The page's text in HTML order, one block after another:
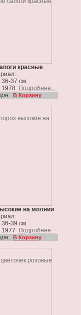
красные
.
36-37 см.
1978
Подробнее...
В Корзину
на молнии
.
36-39 см.
1977
Подробнее...
В Корзину